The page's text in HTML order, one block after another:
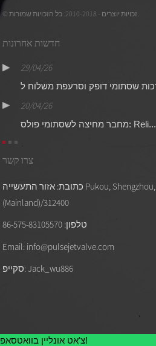
חדשות אחרונות
29/04/26
20/04/26
מחבר מחיצה לשסתומי פולס: Reli...
צרו קשר
כתובת: אזור התעשייה Pukou, Shengzhou, Zhejiang, China
(Mainland)/312400
טלפון: 86-575-83105570
Email: info@pulsejetvalve.com
סקייפ: Jack_wu886
צ'אט אונליין בוואטסאפ!